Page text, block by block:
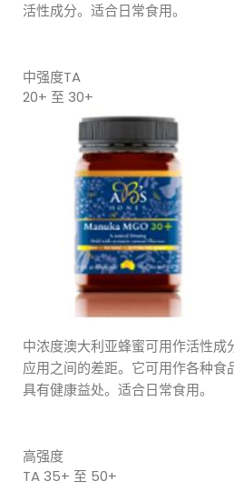
活性成分。适合日常食用。
中强度TA
20+ 至 30+
中浓度澳大利亚蜂蜜可用作活性成
应用之间的差距。它可用作各种食
具有健康益处。适合日常食用。
高强度
TA 35+ 至 50+